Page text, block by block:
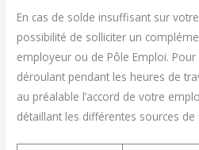
En cas de solde insuffisant sur
possibilité de solliciter un
employeur ou de Pôle Emploi.
déroulant pendant les heures de
au préalable l’accord de votre
détaillant les différentes sources